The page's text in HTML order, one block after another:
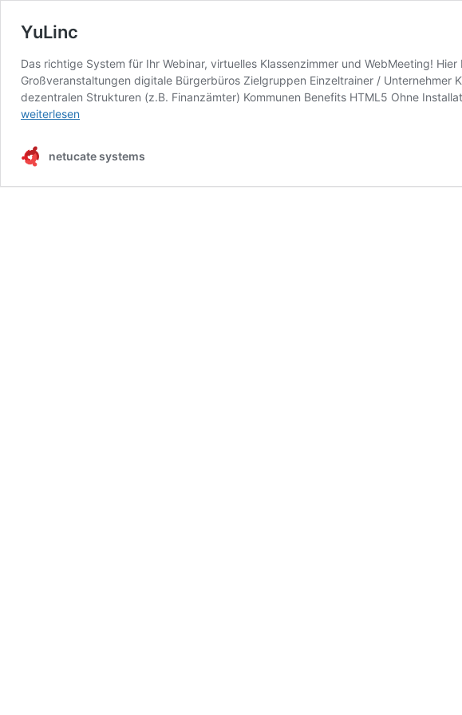
YuLinc
Das richtige System für Ihr Webinar, virtuelles Klassenzimmer und WebMeeting!
Großveranstaltungen digitale Bürgerbüros Zielgruppen Einzeltrainer /
dezentralen Strukturen (z.B. Finanzämter) Kommunen Benefits HTML5 Ohne
YuLinc
weiterlesen
netucate systems